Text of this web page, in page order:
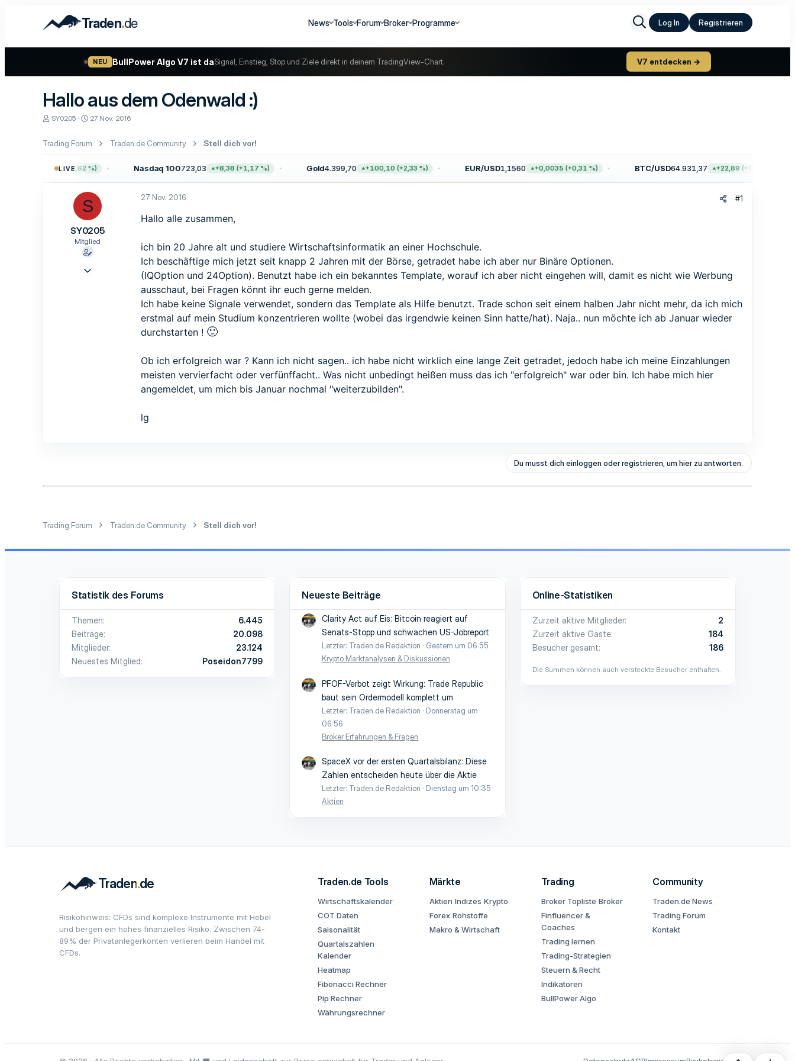
Traden.de News Tools Forum Broker Programme Log In Registrieren
NEU BullPower Algo V7 ist daSignal, Einstieg, Stop und Ziele direkt in deinem TradingView-Chart. V7 entdecken →
Hallo aus dem Odenwald :)
E
t
e
SY0205
E
t
l
t
a
m
27 Nov. 2016
Trading Forum Traden.de Community Stell dich vor!
LIVE
+47,68 (+0,62 %) Nasdaq 100723,03 +8,38 (+1,17 %) Gold4.399,70 +100,10 (+2,33 %) EUR/USD1,1560 +0,0035 (+0,31 %) BTC/USD64.931,37 +22,89 (+0,04 %)
S
SY0205
Mitglied
27 Nov. 2016 #1
Hallo alle zusammen,
ich bin 20 Jahre alt und studiere Wirtschaftsinformatik an einer Hochschule.
Ich beschäftige mich jetzt seit knapp 2 Jahren mit der Börse, getradet habe ich aber nur Binäre Optionen.
(IQOption und 24Option). Benutzt habe ich ein bekanntes Template, worauf ich aber nicht eingehen will, damit es nicht wie Werbung
ausschaut, bei Fragen könnt ihr euch gerne melden.
Ich habe keine Signale verwendet, sondern das Template als Hilfe benutzt. Trade schon seit einem halben Jahr nicht mehr, da ich mich
erstmal auf mein Studium konzentrieren wollte (wobei das irgendwie keinen Sinn hatte/hat). Naja.. nun möchte ich ab Januar wieder
durchstarten ! 🙂
Ob ich erfolgreich war ? Kann ich nicht sagen.. ich habe nicht wirklich eine lange Zeit getradet, jedoch habe ich meine Einzahlungen
meisten vervierfacht oder verfünffacht.. Was nicht unbedingt heißen muss das ich "erfolgreich" war oder bin. Ich habe mich hier
angemeldet, um mich bis Januar nochmal "weiterzubilden".
lg
Du musst dich einloggen oder registrieren, um hier zu antworten.
Trading Forum Traden.de Community Stell dich vor!
Statistik des Forums
Themen
6.445
Beiträge
20.098
Mitglieder
23.124
Neuestes Mitglied
Poseidon7799
Neueste Beiträge
Clarity Act auf Eis: Bitcoin reagiert auf
Senats-Stopp und schwachen US-Jobreport
Letzter: Traden.de Redaktion
Gestern um 06:55
Krypto Marktanalysen & Diskussionen
PFOF-Verbot zeigt Wirkung: Trade Republic
baut sein Ordermodell komplett um
Letzter: Traden.de Redaktion
Donnerstag um
06:56
Broker Erfahrungen & Fragen
SpaceX vor der ersten Quartalsbilanz: Diese
Zahlen entscheiden heute über die Aktie
Letzter: Traden.de Redaktion
Dienstag um 10:35
Aktien
Online-Statistiken
Zurzeit aktive Mitglieder
2
Zurzeit aktive Gäste
184
Besucher gesamt
186
Die Summen können auch versteckte Besucher enthalten.
Risikohinweis: CFDs sind komplexe Instrumente mit Hebel
und bergen ein hohes finanzielles Risiko. Zwischen 74-
89% der Privatanlegerkonten verlieren beim Handel mit
CFDs.
Traden.de Tools
Wirtschaftskalender
COT Daten
Saisonalität
Quartalszahlen
Kalender
Heatmap
Fibonacci Rechner
Pip Rechner
Währungsrechner
Märkte
Aktien Indizes Krypto
Forex Rohstoffe
Makro & Wirtschaft
Trading
Broker Topliste Broker
Finfluencer &
Coaches
Trading lernen
Trading-Strategien
Steuern & Recht
Indikatoren
BullPower Algo
Community
Traden.de News
Trading Forum
Kontakt